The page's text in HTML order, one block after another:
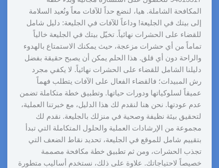
المكافحة الشاملة. هيا، لنضع حداً للآفات معاً ونُعيد السلامة
إلى بيتك في الجليعة! وداعاً للآفات في الجليعة: دليل شامل
للقضاء على الحشرات نهائياً. تخيّل بيتك في الجليعة خالياً
تماماً من أي حشرات مزعجة، حيث يمكنك الاستمتاع بالهدوء
والراحة دون أي قلق. هذا الحلم يمكن أن يصبح حقيقة بفضل
دليلنا الشامل للقضاء على الحشرات نهائياً. لا يكفي مجرد
رش المبيدات؛ فالقضاء الفعال على الآفات يتطلب فهماً
عميقاً لسلوكياتها ودورات حياتها. وتطبيق خطة متكاملة تضمن
عدم عودتها. نحن هنا لنقدم لك هذا الدليل، مع خبرتنا العملية،
لتحقيق بيئة نظيفة وصحية في منزلك بالجليعة. نقدم لك
مجموعة من الإرشادات العملية والحلول المتكاملة التي تبدأ
بتقييم شامل للموقع في الجليعة، تحديد نقاط الضعف التي
تجذب الحشرات، ومن ثم تطبيق خطة مكافحة مصممة
خصيصاً لاحتياجاتك. علاوة على ذلك، نستخدم أساليب متطورة